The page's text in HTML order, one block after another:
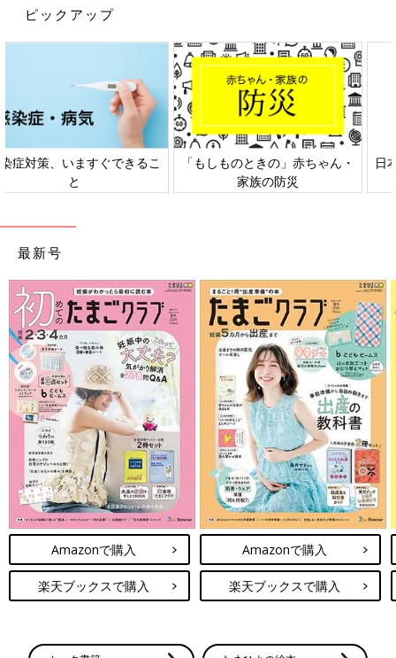
ピックアップ
日本外来小児科学会リーフレッ
ト検討会
六星占術 細木かおりさんの人生
相談
最新号
Amazonで購入
楽天ブックスで購入
Amazonで購入
楽天ブックスで購入